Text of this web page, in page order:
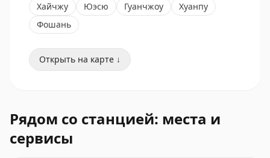
Хайчжу Юэсю Гуанчжоу
Хуанпу
Фошань
Открыть на карте ↓
Рядом со станцией: места и
сервисы